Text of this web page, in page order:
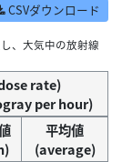
CSVダウンロード
、大気中の放射線
rate)
per hour)
平均値
(average)